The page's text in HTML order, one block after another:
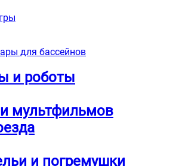
для бассейнов
и роботы
мультфильмов
и погремушки